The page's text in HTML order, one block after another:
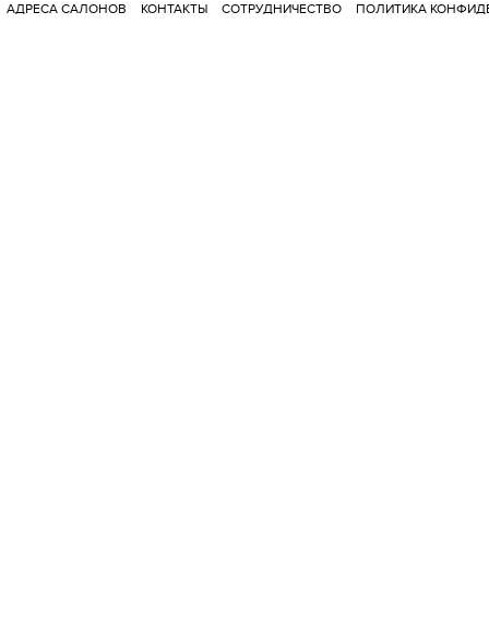
АДРЕСА САЛОНОВ КОНТАКТЫ СОТРУДНИЧЕСТВО ПОЛИТИКА